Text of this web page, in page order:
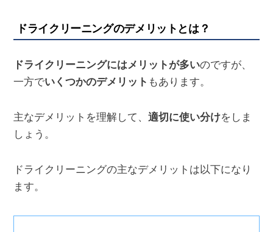
ドライクリーニングのデメリットとは？
ドライクリーニングにはメリットが多いのですが、
一方でいくつかのデメリット もあります。
主なデメリットを理解して、適切に使い分けをしま
しょう。
ドライクリーニングの主なデメリットは以下になり
ます。